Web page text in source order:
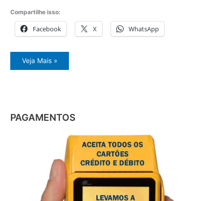
Compartilhe isso:
Facebook X WhatsApp
Orçamento
geladeira
Veja Mais »
PAGAMENTOS